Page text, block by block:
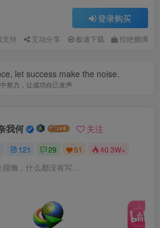
登录购买
支持 互动分享 极速下载 拒绝捆绑
let success make the noise.
努力，让成功自己发声
我何 关注
121 29 51 40.3W+
很懒，什么都没有写...